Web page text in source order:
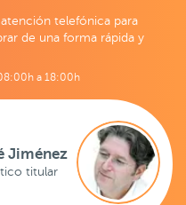
telefónica para
de una forma rápida y
a 18:00h
Jiménez
titular